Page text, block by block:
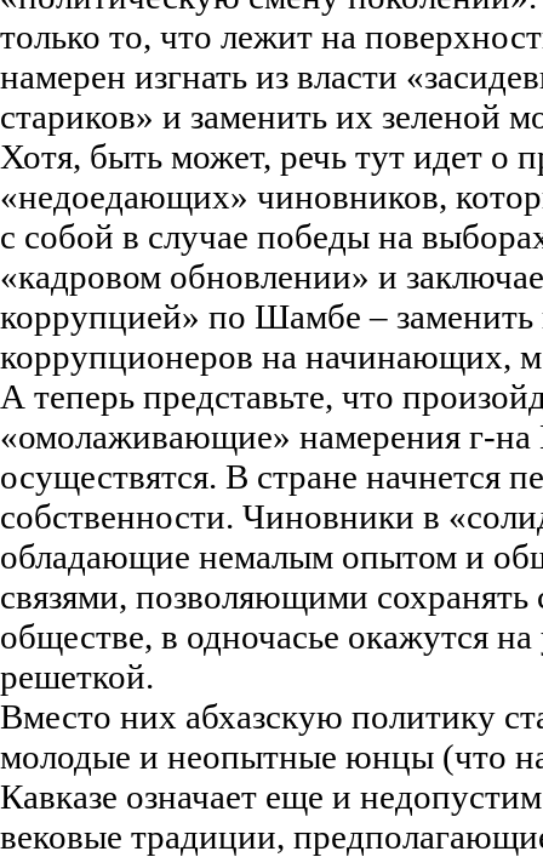
только то, что лежит на
намерен изгнать из власти
стариков» и заменить их зеленой
Хотя, быть может, речь тут идет о
«недоедающих» чиновников,
с собой в случае победы на
«кадровом обновлении» и
коррупцией» по Шамбе –
коррупционеров на начинающих,
А теперь представьте, что
«омолаживающие» намерения г-
осуществятся. В стране начнется
собственности. Чиновники в
обладающие немалым опытом и
связями, позволяющими сохранять
обществе, в одночасье окажутся на
решеткой.
Вместо них абхазскую политику
молодые и неопытные юнцы (что
Кавказе означает еще и
вековые традиции,